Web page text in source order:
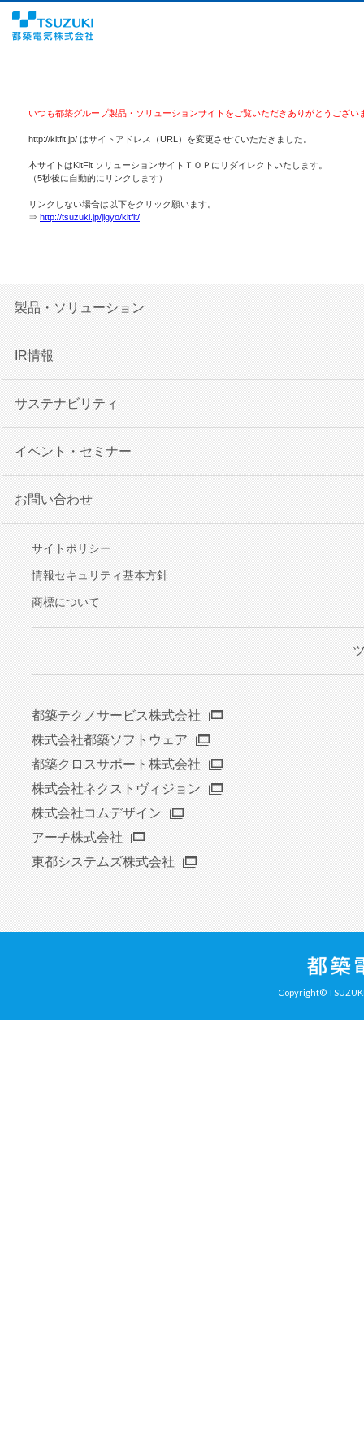
いつも都築グループ製品・ソリューションサイトをご覧いただきありがとうござい
http://kitfit.jp/ はサイトアドレス（URL）を変更させていただきました。
本サイトはKitFit ソリューションサイトＴＯＰにリダイレクトいたします。
（5秒後に自動的にリンクします）
リンクしない場合は以下をクリック願います。
⇒ http://tsuzuki.jp/jigyo/kitfit/
製品・ソリューション
IR情報
サステナビリティ
イベント・セミナー
お問い合わせ
サイトポリシー
情報セキュリティ基本方針
商標について
都築テクノサービス株式会社
株式会社都築ソフトウェア
都築クロスサポート株式会社
株式会社ネクストヴィジョン
株式会社コムデザイン
アーチ株式会社
東都システムズ株式会社
Copyright©